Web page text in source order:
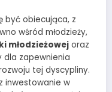
być obiecująca, z
wśród młodzieży,
młodzieżowej oraz
dla zapewnienia
tej dyscypliny.
inwestowanie w